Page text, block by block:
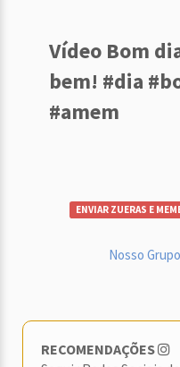
Vídeo Bom
bem! #dia
#amem
ENVIAR ZUERAS E
Nosso
RECOMENDAÇÕES